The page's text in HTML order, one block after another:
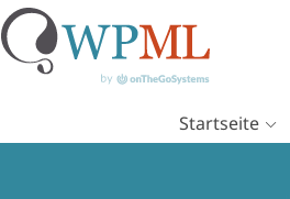
Startseite